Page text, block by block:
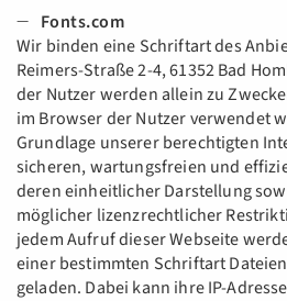
Fonts.com
Wir binden eine Schriftart des
Reimers-Straße 2-4, 61352 Bad
der Nutzer werden allein zu
im Browser der Nutzer verwendet
Grundlage unserer berechtigten
sicheren, wartungsfreien und
deren einheitlicher Darstellung
möglicher lizenzrechtlicher
jedem Aufruf dieser Webseite
einer bestimmten Schriftart
geladen. Dabei kann ihre IP-